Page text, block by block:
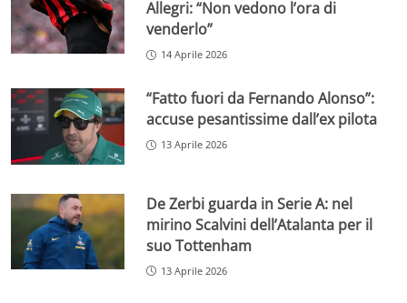
Allegri: “Non vedono l’ora di
venderlo”
14 Aprile 2026
“Fatto fuori da Fernando Alonso”:
accuse pesantissime dall’ex pilota
13 Aprile 2026
De Zerbi guarda in Serie A: nel
mirino Scalvini dell’Atalanta per il
suo Tottenham
13 Aprile 2026